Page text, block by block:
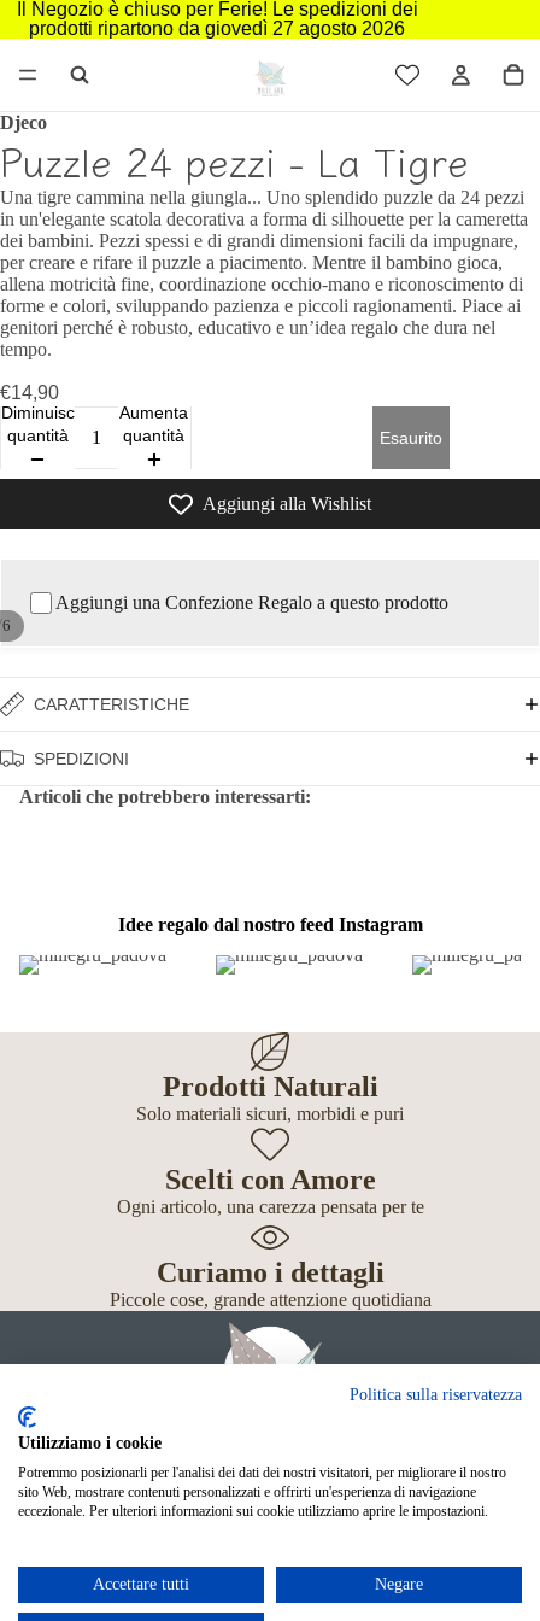
Il Negozio è chiuso per Ferie! Le spedizioni dei
prodotti ripartono da giovedì 27 agosto 2026
6
Djeco
Puzzle 24 pezzi - La Tigre
Una tigre cammina nella giungla... Uno splendido puzzle da 24 pezzi
in un'elegante scatola decorativa a forma di silhouette per la cameretta
dei bambini. Pezzi spessi e di grandi dimensioni facili da impugnare,
per creare e rifare il puzzle a piacimento. Mentre il bambino gioca,
allena motricità fine, coordinazione occhio‑mano e riconoscimento di
forme e colori, sviluppando pazienza e piccoli ragionamenti. Piace ai
genitori perché è robusto, educativo e un’idea regalo che dura nel
tempo.
€14,90
Diminuisci
quantità
Aumenta
quantità
Esaurito
Aggiungi alla Wishlist
Aggiungi una Confezione Regalo a questo prodotto
CARATTERISTICHE
SPEDIZIONI
Articoli che potrebbero interessarti:
Idee regalo dal nostro feed Instagram
Prodotti Naturali
Solo materiali sicuri, morbidi e puri
Scelti con Amore
Ogni articolo, una carezza pensata per te
Curiamo i dettagli
Piccole cose, grande attenzione quotidiana
Giochi
Neonato
Shop Online
© Mille Gru di Sofia Calore. P.IVA 05033240283
Metodi di pagamento
Politica sulla riservatezza
Utilizziamo i cookie
Potremmo posizionarli per l'analisi dei dati dei nostri visitatori, per migliorare il nostro
sito Web, mostrare contenuti personalizzati e offrirti un'esperienza di navigazione
eccezionale. Per ulteriori informazioni sui cookie utilizziamo aprire le impostazioni.
Accettare tutti Negare